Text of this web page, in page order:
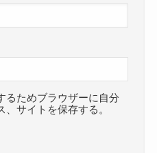
るためブラウザーに自分
サイトを保存する。